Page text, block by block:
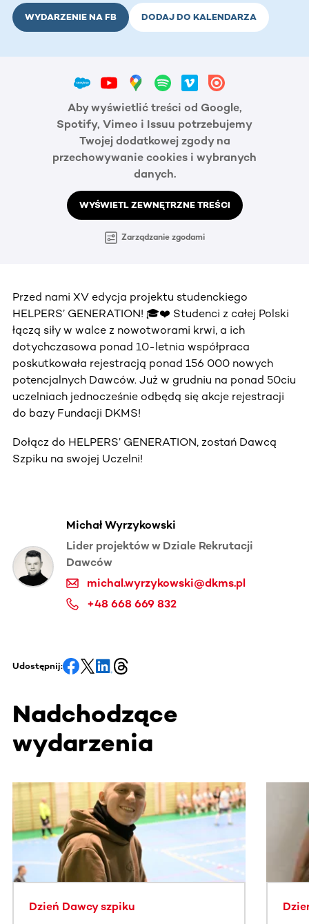
WYDARZENIE NA FB DODAJ DO KALENDARZA
Aby wyświetlić treści od Google,
Spotify, Vimeo i Issuu potrzebujemy
Twojej dodatkowej zgody na
przechowywanie cookies i wybranych
danych.
WYŚWIETL ZEWNĘTRZNE TREŚCI
Zarządzanie zgodami
Przed nami XV edycja projektu studenckiego
HELPERS’ GENERATION! 🎓❤️ Studenci z całej Polski
łączą siły w walce z nowotworami krwi, a ich
dotychczasowa ponad 10-letnia współpraca
poskutkowała rejestracją ponad 156 000 nowych
potencjalnych Dawców. Już w grudniu na ponad 50ciu
uczelniach jednocześnie odbędą się akcje rejestracji
do bazy Fundacji DKMS!
Dołącz do HELPERS’ GENERATION, zostań Dawcą
Szpiku na swojej Uczelni!
Michał Wyrzykowski
Lider projektów w Dziale Rekrutacji
Dawców
michal.wyrzykowski@dkms.pl
+48 668 669 832
Udostępnij:
Nadchodzące
wydarzenia
Ta sekcja zawiera treści przewijane w poziomie. Użyj
Dzień Dawcy szpiku